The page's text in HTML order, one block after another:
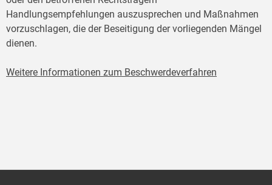
Handlungsempfehlungen auszusprechen und Maßnahmen
vorzuschlagen, die der Beseitigung der vorliegenden Mängel
dienen.
Weitere Informationen zum Beschwerdeverfahren